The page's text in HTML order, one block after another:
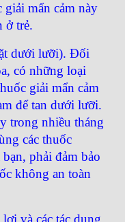
giải mẩn cảm này
ở trẻ.
dưới lưỡi). Đối
có những loại
giải mẩn cảm
để tan dưới lưỡi.
trong nhiều tháng
các thuốc
phải đảm bảo
không an toàn
và các tác dụng